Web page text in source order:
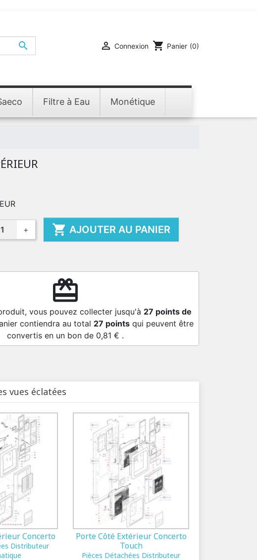
  Connexion shopping_cart Panier (0)
Filtre à Eau Monétique
+  AJOUTER AU PANIER
redeem
vous pouvez collecter jusqu'à 27 points de
contiendra au total 27 pointsqui peuvent être
convertis en un bon de 0,81 € .
vues éclatées
Concerto
Distributeur
Porte Côté Extérieur Concerto
Touch
Pièces Détachées Distributeur